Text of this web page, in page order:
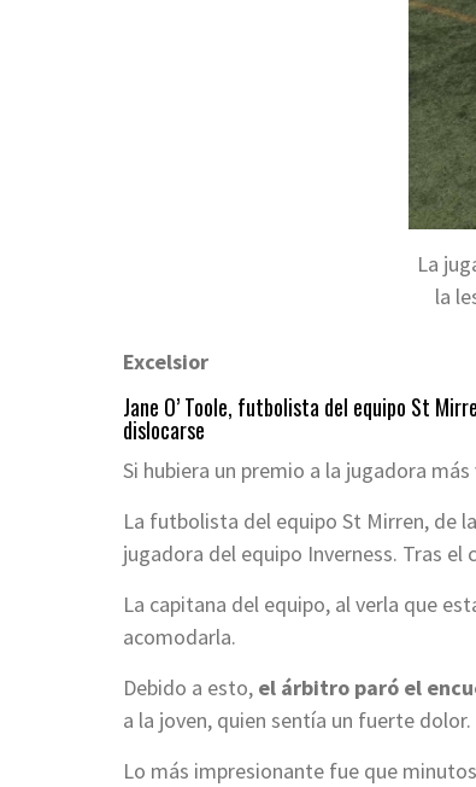
La
la
Excelsior
Jane O’ Toole, futbolista del equipo St
dislocarse
Si hubiera un premio a la jugadora
La futbolista del equipo St Mirren, de
jugadora del equipo Inverness. Tras el
La capitana del equipo, al verla que
acomodarla.
Debido a esto, el árbitro paró el
a la joven, quien sentía un fuerte dolor.
Lo más impresionante fue que